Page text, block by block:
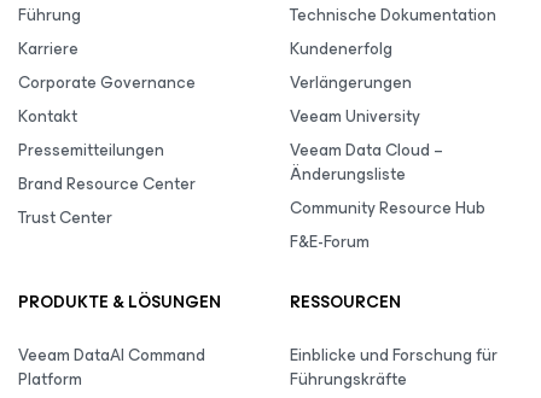
Führung
Karriere
Corporate Governance
Kontakt
Pressemitteilungen
Brand Resource Center
Trust Center
Technische Dokumentation
Kundenerfolg
Verlängerungen
Veeam University
Veeam Data Cloud –
Änderungsliste
Community Resource Hub
F&E-Forum
PRODUKTE & LÖSUNGEN
Veeam DataAI Command
Platform
RESSOURCEN
Einblicke und Forschung für
Führungskräfte